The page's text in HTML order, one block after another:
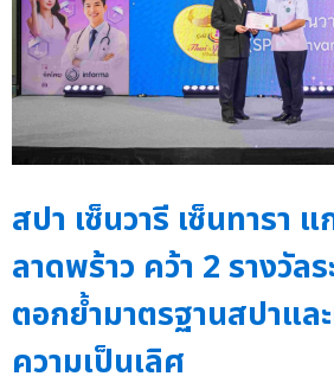
สปา เซ็นวารี เซ็นทารา
ลาดพร้าว คว้า 2 รางวัล
ตอกย้ำมาตรฐานสปาแล
ความเป็นเลิศ